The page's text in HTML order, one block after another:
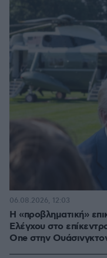
Η «προβληματική»
Ελέγχου στο
One στην
06.08.2026, 12:03